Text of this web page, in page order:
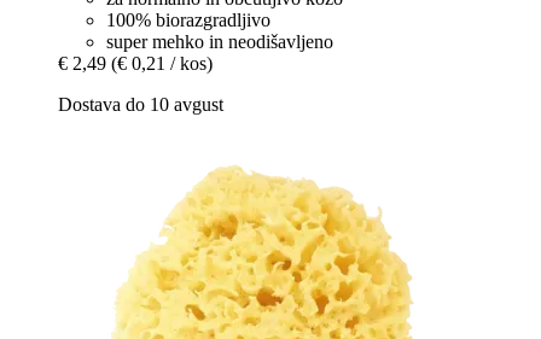
100% biorazgradljivo
super mehko in neodišavljeno
€ 2,49 (€ 0,21 / kos)
Dostava do 10 avgust